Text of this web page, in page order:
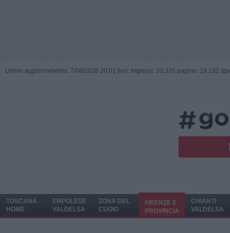
Ultimo aggiornamento: 7/08/2026 20:01 | ieri: Ingressi: 20.335 pagine: 29.131
TOSCANA
HOME
EMPOLESE
VALDELSA
ZONA DEL
CUOIO
FIRENZE E
PROVINCIA
CHIANTI
VALDELSA